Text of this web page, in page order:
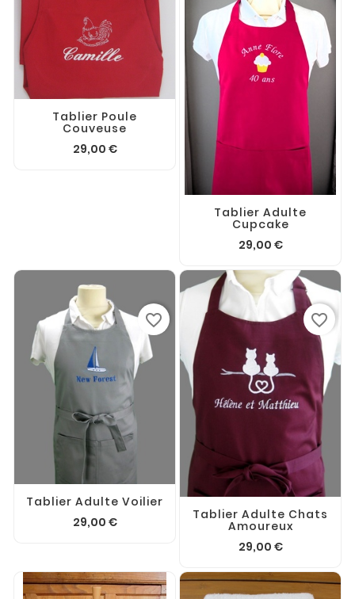
Tablier Poule
Couveuse
29,00 €
Tablier Adulte
Cupcake
29,00 €
Tablier Adulte Voilier
29,00 €
favorite_border
Tablier Adulte Chats
Amoureux
29,00 €
favorite_border